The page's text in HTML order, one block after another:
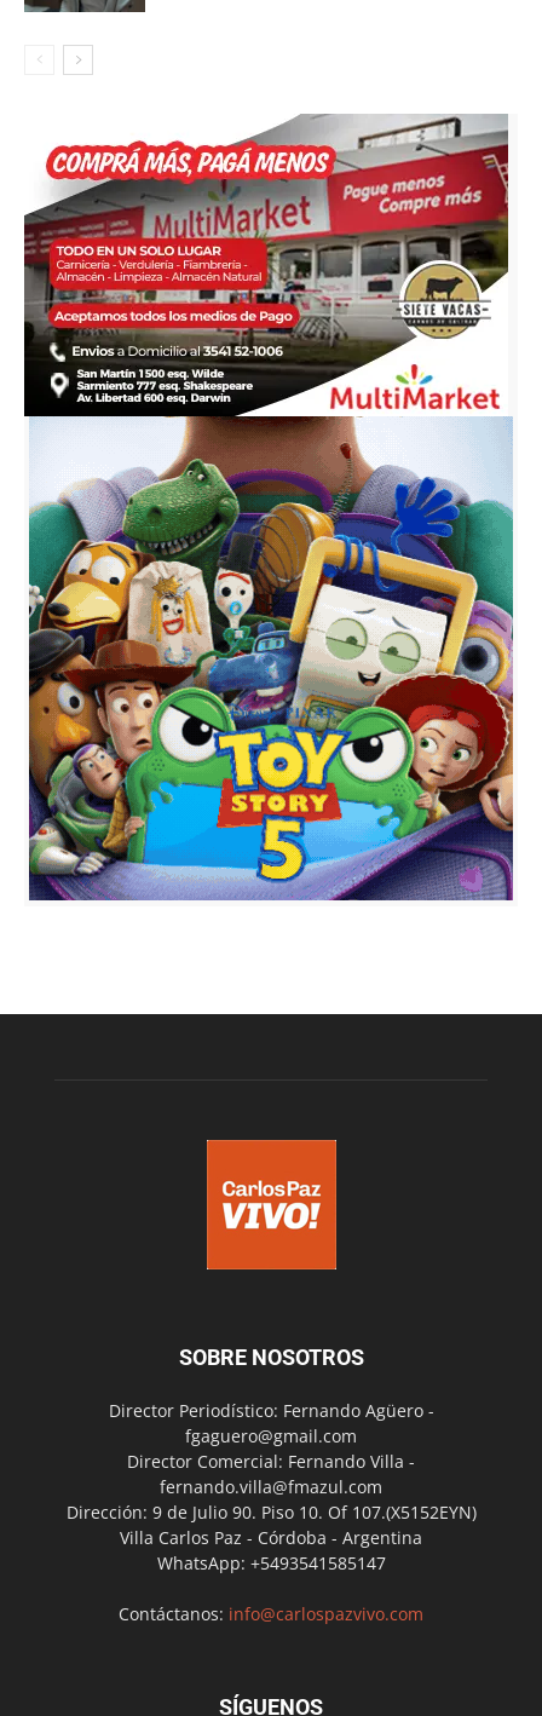
SOBRE NOSOTROS
Director Periodístico: Fernando Agüero -
fgaguero@gmail.com
Director Comercial: Fernando Villa -
fernando.villa@fmazul.com
Dirección: 9 de Julio 90. Piso 10. Of 107.(X5152EYN)
Villa Carlos Paz - Córdoba - Argentina
WhatsApp: +5493541585147
Contáctanos: info@carlospazvivo.com
SÍGUENOS